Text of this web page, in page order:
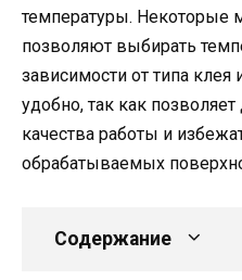
температуры. Некоторые
позволяют выбирать
зависимости от типа клея
удобно, так как
качества работы и
обрабатываемых
Содержание